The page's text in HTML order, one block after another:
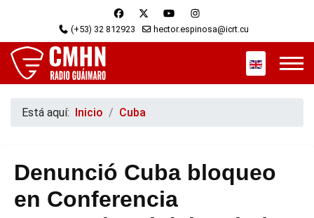
(+53) 32 812923 hector.espinosa@icrt.cu
Seleccione
Está aquí: Inicio Cuba
Denunció Cuba bloqueo
en Conferencia